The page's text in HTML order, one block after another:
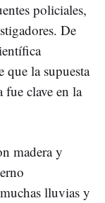
policiales,
De
que la supuesta
fue clave en la
madera y
lluvias y